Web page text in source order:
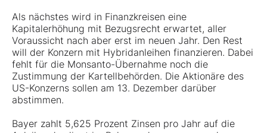
Als nächstes wird in Finanzkreisen eine
Kapitalerhöhung mit Bezugsrecht erwartet, aller
Voraussicht nach aber erst im neuen Jahr. Den Rest
will der Konzern mit Hybridanleihen finanzieren. Dabei
fehlt für die Monsanto-Übernahme noch die
Zustimmung der Kartellbehörden. Die Aktionäre des
US-Konzerns sollen am 13. Dezember darüber
abstimmen.
Bayer zahlt 5,625 Prozent Zinsen pro Jahr auf die